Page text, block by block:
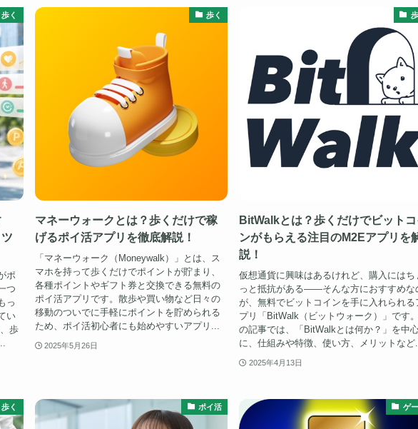
歩く
ポ
つ
っ
い
歩
歩く
マネーウォークとは？歩くだけで稼
げるポイ活アプリを徹底解説！
「マネーウォーク（Moneywalk）」とは、ス
マホを持って歩くだけでポイントが貯まり、
各種ポイントやギフト券と交換できる無料の
ポイ活アプリです。散歩や買い物など日々の
移動のついでに手軽にポイントを貯められる
ため、ポイ活初心者にも始めやすいアプリ...
2025年5月26日
BitWalkとは？歩くだけでビットコ
ンがもらえる注目のM2Eアプリを
説！
仮想通貨に興味はあるけれど、購入にはち
っと抵抗がある——そんな方におすすめな
が、無料でビットコインを手に入れられる
プリ「BitWalk（ビットウォーク）」です
の記事では、「BitWalkとは何か？」を中
に、仕組みや特徴、使い方、メリットなど...
2025年4月13日
歩く ポイ活 ゲ